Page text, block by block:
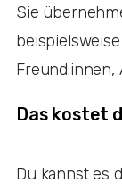
Sie
Freund:innen,
Das kostet
Du kannst es